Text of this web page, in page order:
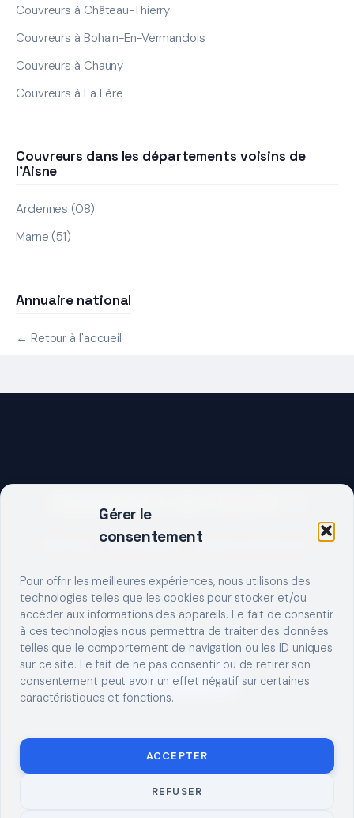
Gérer le
consentement
Pour offrir les meilleures expériences, nous utilisons des
technologies telles que les cookies pour stocker et/ou
accéder aux informations des appareils. Le fait de consentir
à ces technologies nous permettra de traiter des données
telles que le comportement de navigation ou les ID uniques
sur ce site. Le fait de ne pas consentir ou de retirer son
consentement peut avoir un effet négatif sur certaines
caractéristiques et fonctions.
ACCEPTER
REFUSER
Couvreurs à Château-Thierry
Couvreurs à Bohain-En-Vermandois
Couvreurs à Chauny
Couvreurs à La Fère
Couvreurs dans les départements voisins de
l'Aisne
Ardennes (08)
Marne (51)
Annuaire national
← Retour à l'accueil
DEMARRER UN PROJET ?
Décrivez votre besoin, trouvez le bon pro.
S'INSCRIRE